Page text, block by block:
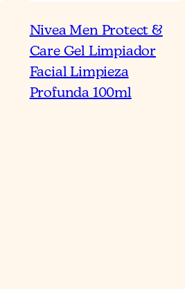
Nivea Men Protect &
Care Gel Limpiador
Facial Limpieza
Profunda 100ml